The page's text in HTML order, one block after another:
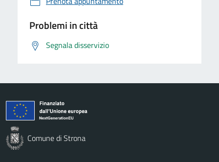
Problemi in città
Segnala disservizio
Comune di Strona